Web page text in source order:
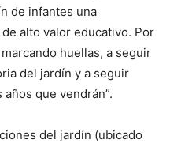
de infantes una
alto valor educativo. Por
huellas, a seguir
del jardín y a seguir
que vendrán”.
del jardín (ubicado